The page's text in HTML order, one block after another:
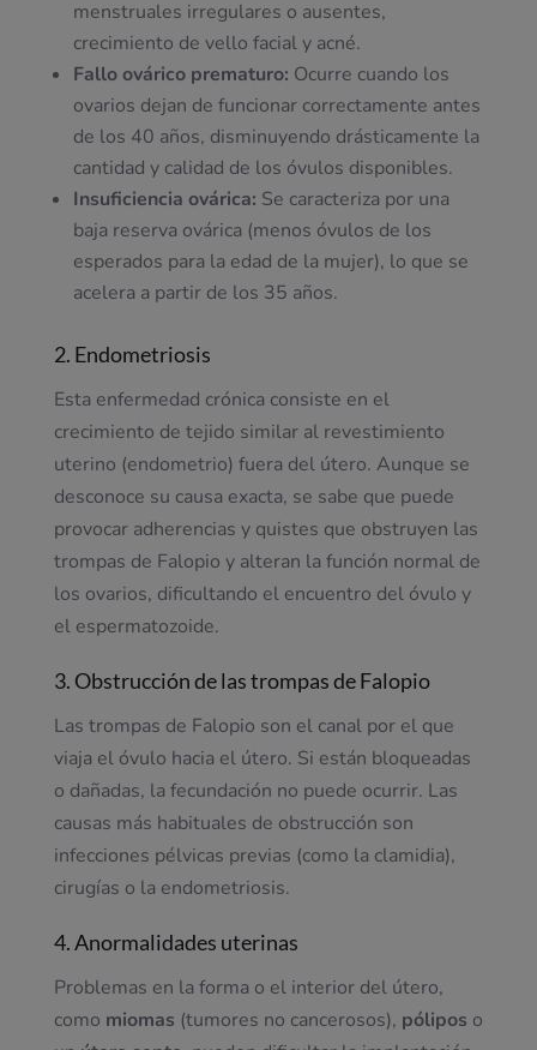
menstruales irregulares o ausentes,
crecimiento de vello facial y acné.
Fallo ovárico prematuro: Ocurre cuando los
ovarios dejan de funcionar correctamente antes
de los 40 años, disminuyendo drásticamente la
cantidad y calidad de los óvulos disponibles.
Insuficiencia ovárica: Se caracteriza por una
baja reserva ovárica (menos óvulos de los
esperados para la edad de la mujer), lo que se
acelera a partir de los 35 años.
2. Endometriosis
Esta enfermedad crónica consiste en el
crecimiento de tejido similar al revestimiento
uterino (endometrio) fuera del útero. Aunque se
desconoce su causa exacta, se sabe que puede
provocar adherencias y quistes que obstruyen las
trompas de Falopio y alteran la función normal de
los ovarios, dificultando el encuentro del óvulo y
el espermatozoide.
3. Obstrucción de las trompas de Falopio
Las trompas de Falopio son el canal por el que
viaja el óvulo hacia el útero. Si están bloqueadas
o dañadas, la fecundación no puede ocurrir. Las
causas más habituales de obstrucción son
infecciones pélvicas previas (como la clamidia),
cirugías o la endometriosis.
4. Anormalidades uterinas
Problemas en la forma o el interior del útero,
como miomas (tumores no cancerosos), pólipos o